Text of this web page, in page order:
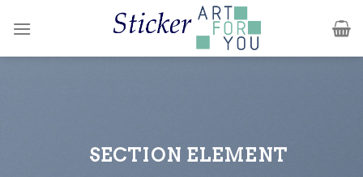
SECTION ELEMENT